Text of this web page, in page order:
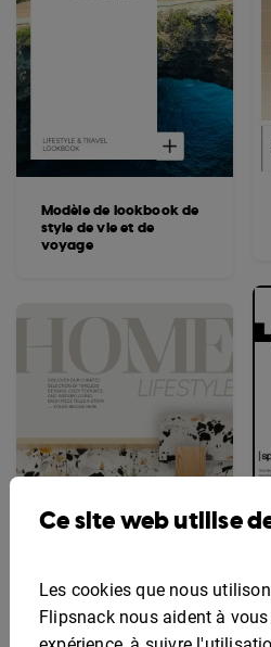
Modèle de lookbook de
style de vie et de
voyage
Exemple de lookbook
Ce site web utilise
Les cookies que nous
Flipsnack nous aident à